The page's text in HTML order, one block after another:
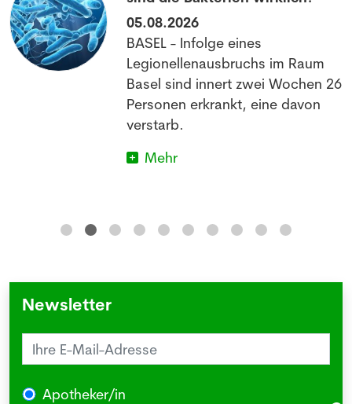
05.08.2026
BASEL - Infolge eines
Legionellenausbruchs im Raum
Basel sind innert zwei Wochen 26
Personen erkrankt, eine davon
verstarb.
Mehr
Newsletter
Apotheker/in
Melde dich kostenlos für unseren Newsletter
an und erhalte einmal pro Woche die neusten
Pharmazie und Medizin.